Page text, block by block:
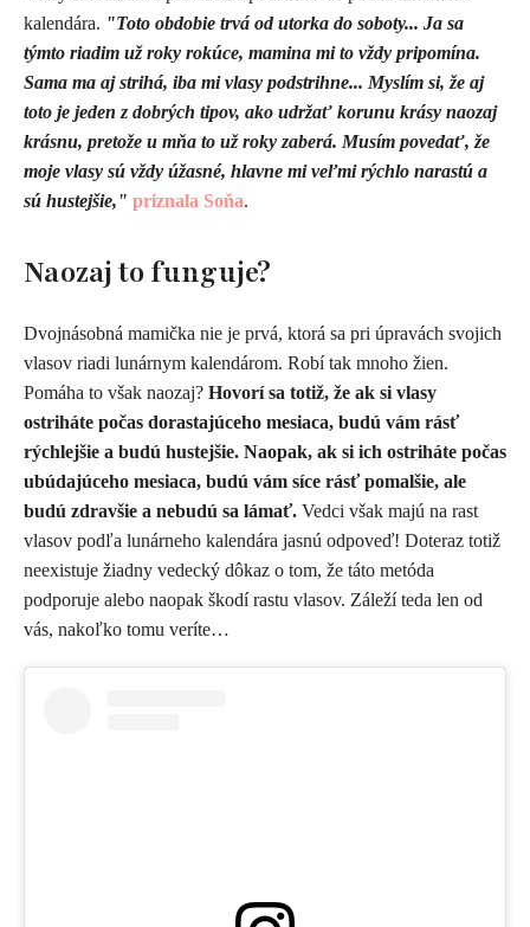
kalendára. "Toto obdobie trvá od utorka do soboty... Ja sa
týmto riadim už roky rokúce, mamina mi to vždy pripomína.
Sama ma aj strihá, iba mi vlasy podstrihne... Myslím si, že aj
toto je jeden z dobrých tipov, ako udržať korunu krásy naozaj
krásnu, pretože u mňa to už roky zaberá. Musím povedať, že
moje vlasy sú vždy úžasné, hlavne mi veľmi rýchlo narastú a
sú hustejšie," priznala Soňa.
Naozaj to funguje?
Dvojnásobná mamička nie je prvá, ktorá sa pri úpravách svojich
vlasov riadi lunárnym kalendárom. Robí tak mnoho žien.
Pomáha to však naozaj? Hovorí sa totiž, že ak si vlasy
ostriháte počas dorastajúceho mesiaca, budú vám rásť
rýchlejšie a budú hustejšie. Naopak, ak si ich ostriháte počas
ubúdajúceho mesiaca, budú vám síce rásť pomalšie, ale
budú zdravšie a nebudú sa lámať. Vedci však majú na rast
vlasov podľa lunárneho kalendára jasnú odpoveď! Doteraz totiž
neexistuje žiadny vedecký dôkaz o tom, že táto metóda
podporuje alebo naopak škodí rastu vlasov. Záleží teda len od
vás, nakoľko tomu veríte…